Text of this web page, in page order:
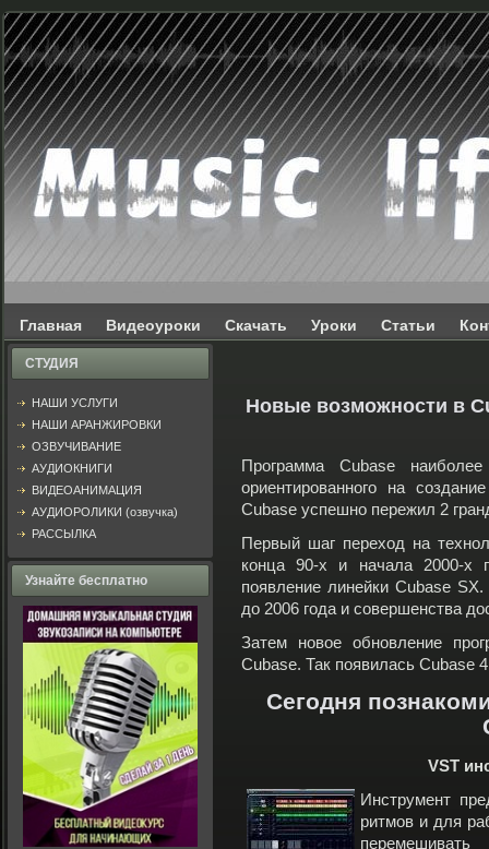
Главная Видеоуроки Скачать Уроки Статьи
СТУДИЯ
НАШИ УСЛУГИ
НАШИ АРАНЖИРОВКИ
ОЗВУЧИВАНИЕ
АУДИОКНИГИ
ВИДЕОАНИМАЦИЯ
АУДИОРОЛИКИ (озвучка)
РАССЫЛКА
Узнайте бесплатно
Новые возможности в
Программа Cubase
ориентированного на
Cubase успешно пережил 2
Первый шаг переход на
конца 90-х и начала 2000-х
появление линейки Cubase
до 2006 года и совершенства
Затем новое обновление
Cubase. Так появилась Cubase
Сегодня
VST
Инструмент
ритмов и для